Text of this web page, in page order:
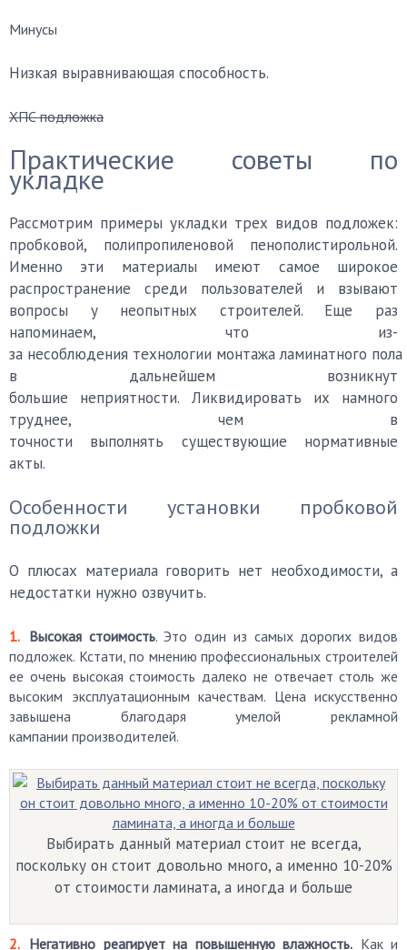
Минусы
Низкая выравнивающая способность.
ХПС подложка
Практические советы по
укладке
Рассмотрим примеры укладки трех видов подложек:
пробковой, полипропиленовой пенополистирольной.
Именно эти материалы имеют самое широкое
распространение среди пользователей и взывают
вопросы у неопытных строителей. Еще раз
напоминаем, что из-
за несоблюдения технологии монтажа ламинатного пола
в дальнейшем возникнут
большие неприятности. Ликвидировать их намного
труднее, чем в
точности выполнять существующие нормативные
акты.
Особенности установки пробковой
подложки
О плюсах материала говорить нет необходимости, а
недостатки нужно озвучить.
Высокая стоимость. Это один из самых дорогих видов
подложек. Кстати, по мнению профессиональных строителей
ее очень высокая стоимость далеко не отвечает столь же
высоким эксплуатационным качествам. Цена искусственно
завышена благодаря умелой рекламной
кампании производителей.
Выбирать данный материал стоит не всегда,
поскольку он стоит довольно много, а именно 10-20%
от стоимости ламината, а иногда и больше
Негативно реагирует на повышенную влажность. Как и